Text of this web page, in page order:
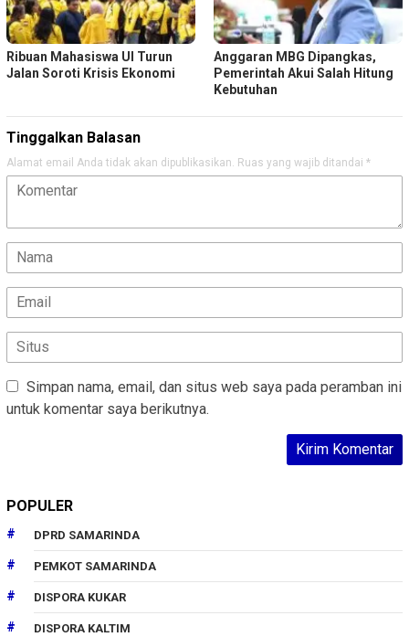
Ribuan Mahasiswa UI Turun
Jalan Soroti Krisis Ekonomi
Anggaran MBG Dipangkas,
Pemerintah Akui Salah Hitung
Kebutuhan
Tinggalkan Balasan
Alamat email Anda tidak akan dipublikasikan. Ruas yang wajib ditandai *
Simpan nama, email, dan situs web saya pada peramban ini
untuk komentar saya berikutnya.
POPULER
DPRD SAMARINDA
PEMKOT SAMARINDA
DISPORA KUKAR
DISPORA KALTIM